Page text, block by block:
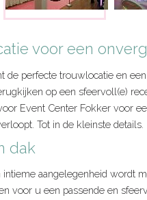
voor een
de perfecte trouwlocatie en
op een sfeervoll(e)
Event Center Fokker voor
Tot in de kleinste details.
dak
aangelegenheid wordt
voor u een passende en